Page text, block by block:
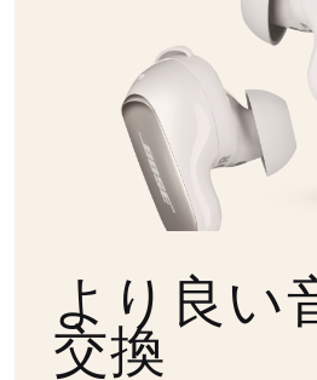
より良い
交換